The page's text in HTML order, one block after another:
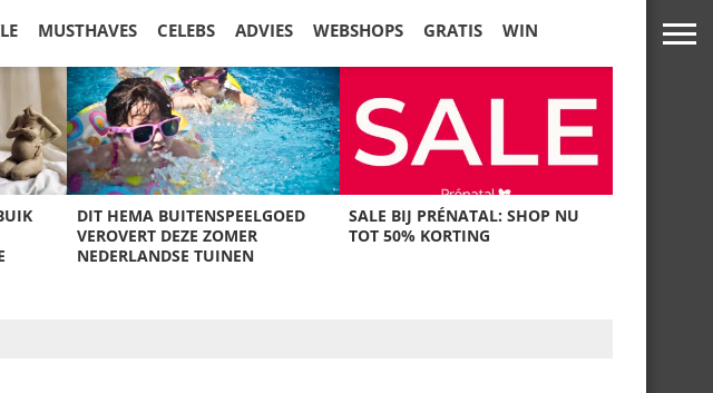
MUSTHAVES CELEBS ADVIES WEBSHOPS GRATIS WIN
DIT HEMA BUITENSPEELGOED
VEROVERT DEZE ZOMER
NEDERLANDSE TUINEN
SALE BIJ PRÉNATAL: SHOP NU
TOT 50% KORTING